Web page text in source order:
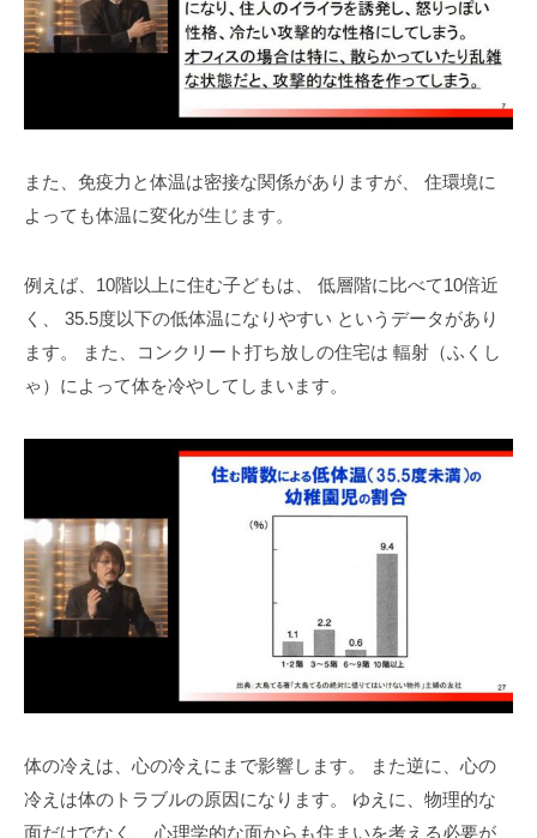
また、免疫力と体温は密接な関係がありますが、
住環境に
よっても体温に変化が生じます。
例えば、10階以上に住む子どもは、
低層階に比べて10倍近
く、
35.5度以下の低体温になりやすい というデータがあり
ます。
また、コンクリート打ち放しの住宅は 輻射（ふくし
ゃ）によって体を冷やしてしまいます。
体の冷えは、心の冷えにまで影響します。
また逆に、心の
冷えは体のトラブルの原因になります。
ゆえに、物理的な
面だけでなく、
心理学的な面からも住まいを考える必要が